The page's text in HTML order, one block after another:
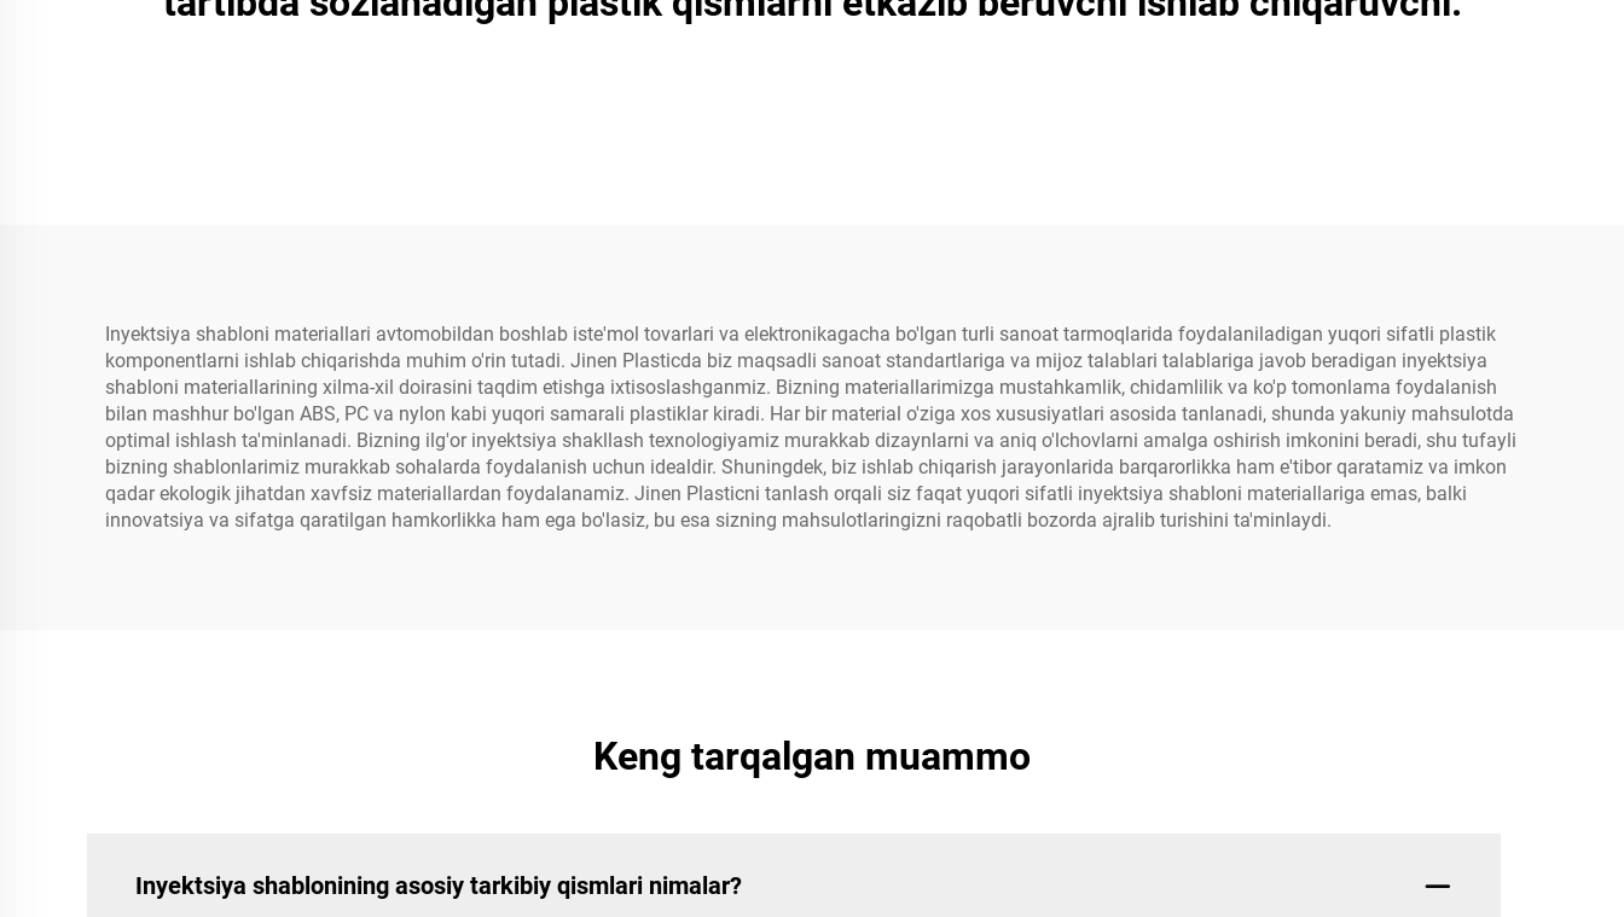
Inyektsiya shabloni materiallari avtomobildan boshlab iste'mol tovarlari va elektronikagacha bo'lgan turli sanoat tarmoqlarida foydalaniladigan yuqori sifatli plastik
komponentlarni ishlab chiqarishda muhim o'rin tutadi. Jinen Plasticda biz maqsadli sanoat standartlariga va mijoz talablari talablariga javob beradigan inyektsiya
shabloni materiallarining xilma-xil doirasini taqdim etishga ixtisoslashganmiz. Bizning materiallarimizga mustahkamlik, chidamlilik va ko'p tomonlama foydalanish
bilan mashhur bo'lgan ABS, PC va nylon kabi yuqori samarali plastiklar kiradi. Har bir material o'ziga xos xususiyatlari asosida tanlanadi, shunda yakuniy mahsulotda
optimal ishlash ta'minlanadi. Bizning ilg'or inyektsiya shakllash texnologiyamiz murakkab dizaynlarni va aniq o'lchovlarni amalga oshirish imkonini beradi, shu tufayli
bizning shablonlarimiz murakkab sohalarda foydalanish uchun idealdir. Shuningdek, biz ishlab chiqarish jarayonlarida barqarorlikka ham e'tibor qaratamiz va imkon
qadar ekologik jihatdan xavfsiz materiallardan foydalanamiz. Jinen Plasticni tanlash orqali siz faqat yuqori sifatli inyektsiya shabloni materiallariga emas, balki
innovatsiya va sifatga qaratilgan hamkorlikka ham ega bo'lasiz, bu esa sizning mahsulotlaringizni raqobatli bozorda ajralib turishini ta'minlaydi.
Keng tarqalgan muammo
Inyektsiya shablonining asosiy tarkibiy qismlari nimalar?